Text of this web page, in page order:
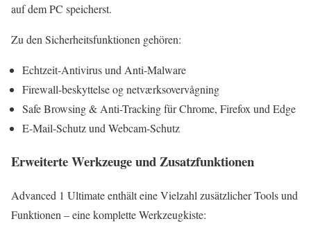
auf dem PC speicherst.
Zu den Sicherheitsfunktionen gehören:
Echtzeit-Antivirus und Anti-Malware
Firewall-beskyttelse og netværksovervågning
Safe Browsing & Anti-Tracking für Chrome, Firefox und Edge
E-Mail-Schutz und Webcam-Schutz
Erweiterte Werkzeuge und Zusatzfunktionen
Advanced 1 Ultimate enthält eine Vielzahl zusätzlicher Tools und
Funktionen – eine komplette Werkzeugkiste: